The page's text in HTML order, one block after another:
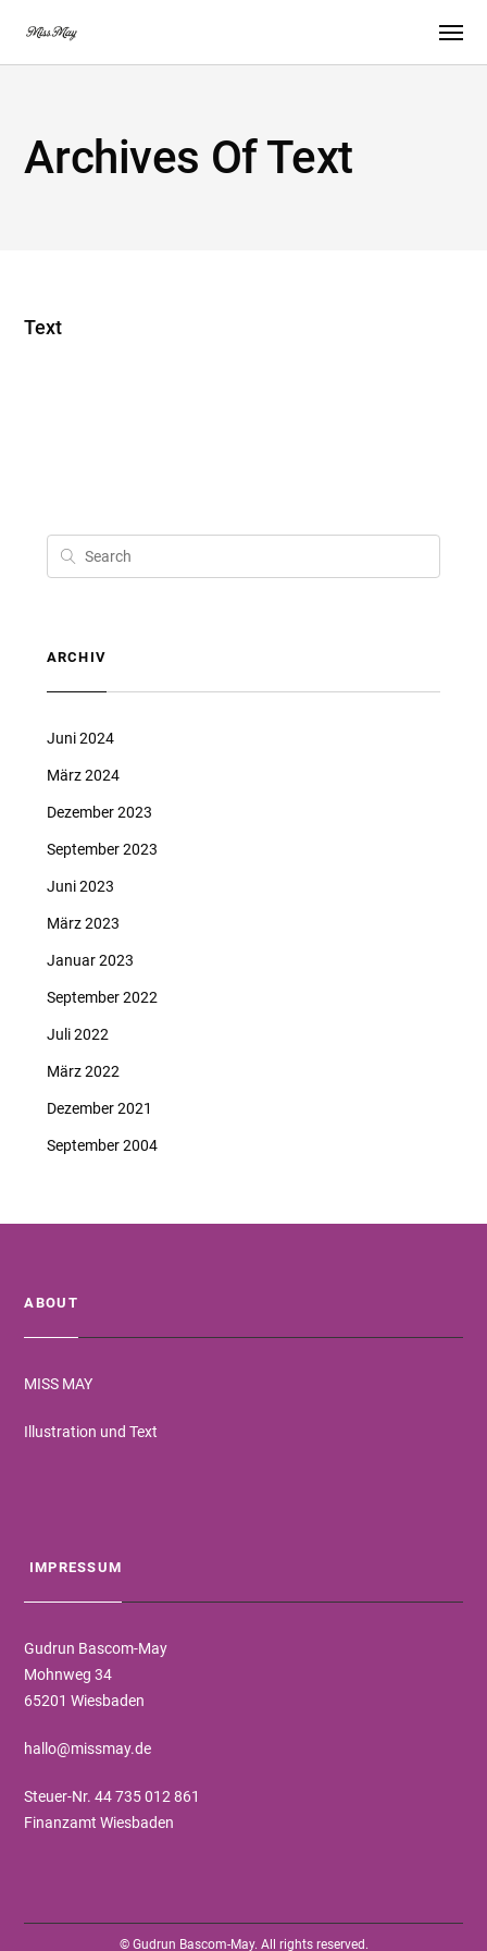
Archives Of Text
Text
ARCHIV
Juni 2024
März 2024
Dezember 2023
September 2023
Juni 2023
März 2023
Januar 2023
September 2022
Juli 2022
März 2022
Dezember 2021
September 2004
ABOUT
MISS MAY
Illustration und Text
IMPRESSUM
Gudrun Bascom-May
Mohnweg 34
65201 Wiesbaden
hallo@missmay.de
Steuer-Nr. 44 735 012 861
Finanzamt Wiesbaden
© Gudrun Bascom-May. All rights reserved.